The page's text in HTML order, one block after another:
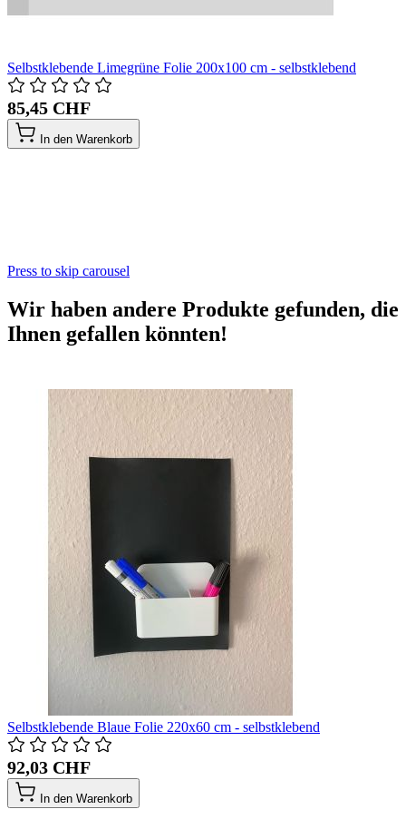
Selbstklebende Limegrüne Folie 200x100 cm - selbstklebend
85,45 CHF
In den Warenkorb
Press to skip carousel
Wir haben andere Produkte gefunden, die
Ihnen gefallen könnten!
Selbstklebende Blaue Folie 220x60 cm - selbstklebend
92,03 CHF
In den Warenkorb